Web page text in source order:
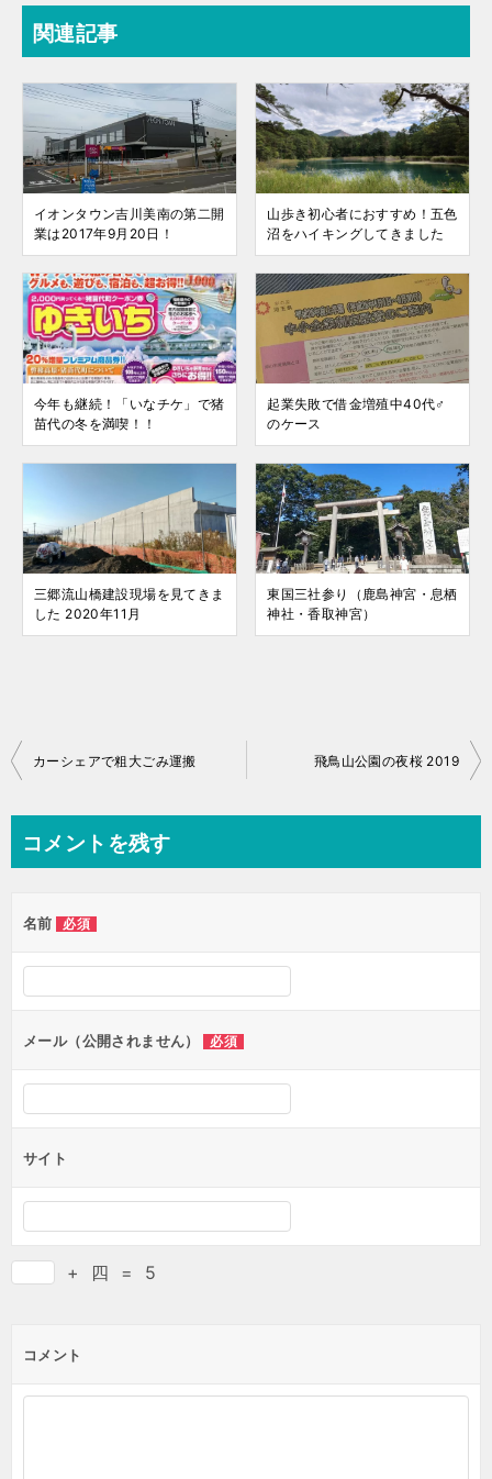
関連記事
イオンタウン吉川美南の第二開
業は2017年9月20日！
山歩き初心者におすすめ！五色
沼をハイキングしてきました
今年も継続！「いなチケ」で猪
苗代の冬を満喫！！
起業失敗で借金増殖中40代♂
のケース
三郷流山橋建設現場を見てきま
した 2020年11月
東国三社参り（鹿島神宮・息栖
神社・香取神宮）
投
ビ
ー
シ
ョ
ン
カーシェアで粗大ごみ運搬 飛鳥山公園の夜桜 2019
コメントを残す
名前 必須
メール（公開されません） 必須
サイト
+ 四 = 5
コメント